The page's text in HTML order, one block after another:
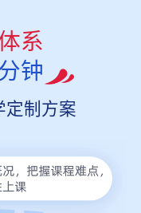
系
钟
定制方案